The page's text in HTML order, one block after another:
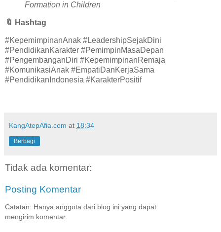
Formation in Children
🔖 Hashtag
#KepemimpinanAnak #LeadershipSejakDini
#PendidikanKarakter #PemimpinMasaDepan
#PengembanganDiri #KepemimpinanRemaja
#KomunikasiAnak #EmpatiDanKerjaSama
#PendidikanIndonesia #KarakterPositif
KangAtepAfia.com at 18:34
Berbagi
Tidak ada komentar:
Posting Komentar
Catatan: Hanya anggota dari blog ini yang dapat
mengirim komentar.